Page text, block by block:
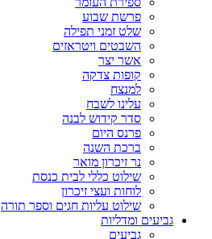
פרשת שבוע
שלט זמני תפילה
השבטים ויטראזים
אשר יצר
קופות צדקה
למנצח
עלינו לשבח
סדר קידוש לבנה
פרנס היום
ברכת השנה
נר זיכרון מואר
שילוט כללי לבית כנסת
לוחות ועצי זיכרון
שילוט עליות חגים וספר תורה
גביעים ומדליות
גביעים